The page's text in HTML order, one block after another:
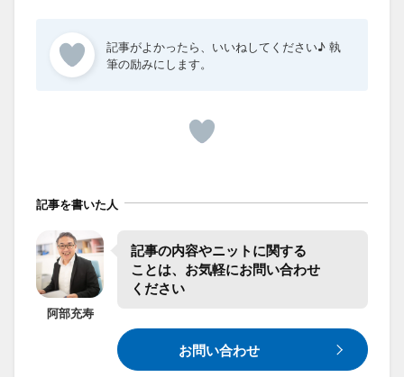
記事を書いた人
阿部充寿
記事の​内容や​ニットに​関する​
ことは、​お気軽に​お問い合わせ​
ください
お問い合わせ